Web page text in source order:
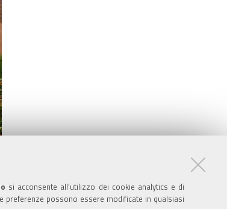
si acconsente all’utilizzo dei cookie analytics e di
preferenze possono essere modificate in qualsiasi